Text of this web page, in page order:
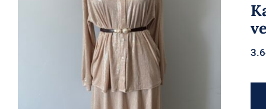
Kadın Sedef Parlak Düğmeli
Gömlek ve Etek Takım